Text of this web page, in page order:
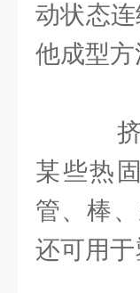
动状态
他成型
挤
某些热
管、棒
还可用